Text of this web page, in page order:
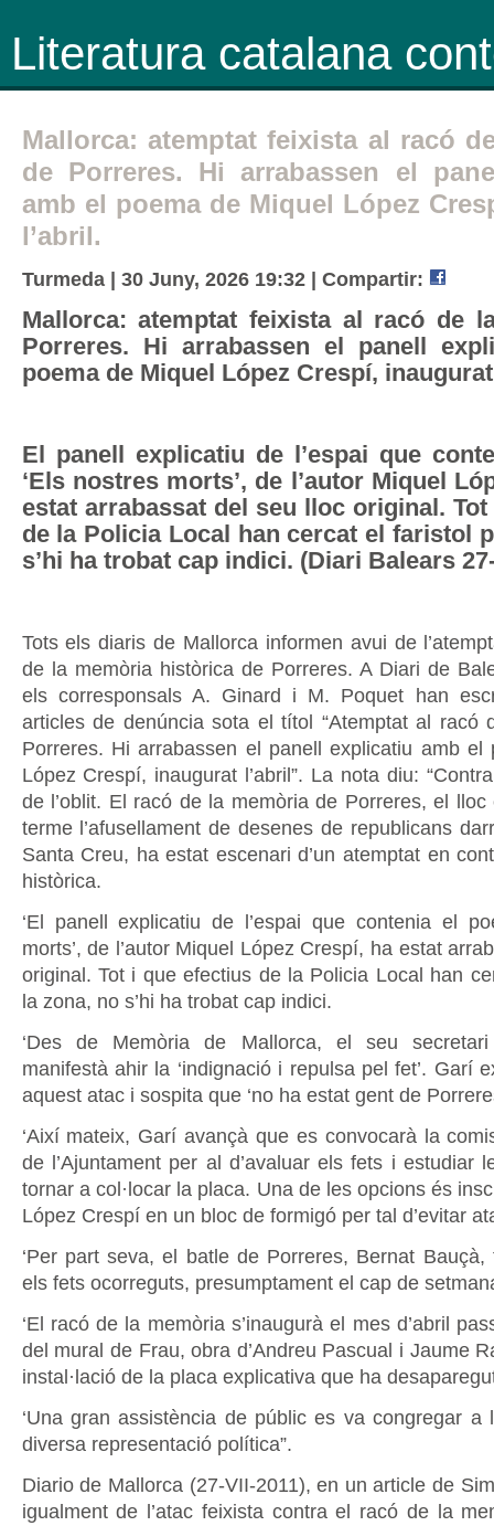
Literatura catalana
Mallorca: atemptat feixista al racó
de Porreres. Hi arrabassen el
amb el poema de Miquel López
l’abril.
Turmeda | 30 Juny, 2026 19:32 | Compartir:
Mallorca: atemptat feixista al racó de
Porreres. Hi arrabassen el panell
poema de Miquel López Crespí,
El panell explicatiu de l’espai que
‘Els nostres morts’, de l’autor Miquel
estat arrabassat del seu lloc original.
de la Policia Local han cercat el faristol
s’hi ha trobat cap indici. (Diari Balears
Tots els diaris de Mallorca informen avui de
de la memòria històrica de Porreres. A Diari de
els corresponsals A. Ginard i M. Poquet han
articles de denúncia sota el títol “Atemptat al racó
Porreres. Hi arrabassen el panell explicatiu amb el
López Crespí, inaugurat l’abril”. La nota diu:
de l’oblit. El racó de la memòria de Porreres, el
terme l’afusellament de desenes de republicans
Santa Creu, ha estat escenari d’un atemptat en
històrica.
‘El panell explicatiu de l’espai que contenia el
morts’, de l’autor Miquel López Crespí, ha estat
original. Tot i que efectius de la Policia Local han
la zona, no s’hi ha trobat cap indici.
‘Des de Memòria de Mallorca, el seu
manifestà ahir la ‘indignació i repulsa pel fet’. Garí
aquest atac i sospita que ‘no ha estat gent de
‘Així mateix, Garí avançà que es convocarà la
de l’Ajuntament per al d’avaluar els fets i estudiar
tornar a col·locar la placa. Una de les opcions és
López Crespí en un bloc de formigó per tal d’evitar
‘Per part seva, el batle de Porreres, Bernat Bauçà,
els fets ocorreguts, presumptament el cap de
‘El racó de la memòria s’inaugurà el mes d’abril
del mural de Frau, obra d’Andreu Pascual i Jaume
instal·lació de la placa explicativa que ha
‘Una gran assistència de públic es va congregar a
diversa representació política”.
Diario de Mallorca (27-VII-2011), en un article de
igualment de l’atac feixista contra el racó de la